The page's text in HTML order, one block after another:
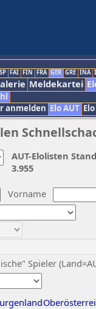
FAI FIN FRA GER GRE INA
Meldekartei
anmelden Elo AUT
Vorname
Spieler
AUT-Elolisten
3.955